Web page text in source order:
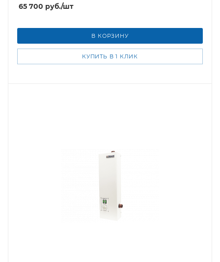
65 700 руб./шт
В КОРЗИНУ
КУПИТЬ В 1 КЛИК